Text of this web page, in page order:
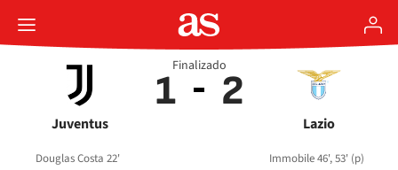
Juventus
1
Douglas Costa 22'
Lazio
2
Immobile 46', 53' (p)
Finalizado